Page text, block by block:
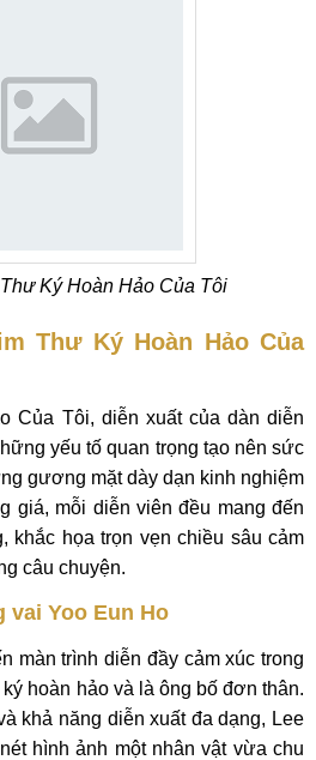
Ký Hoàn Hảo Của Tôi
Thư Ký Hoàn Hảo Của
Của Tôi, diễn xuất của dàn diễn
yếu tố quan trọng tạo nên sức
gương mặt dày dạn kinh nghiệm
giá, mỗi diễn viên đều mang đến
khắc họa trọn vẹn chiều sâu cảm
câu chuyện.
vai Yoo Eun Ho
màn trình diễn đầy cảm xúc trong
hoàn hảo và là ông bố đơn thân.
khả năng diễn xuất đa dạng, Lee
hình ảnh một nhân vật vừa chu